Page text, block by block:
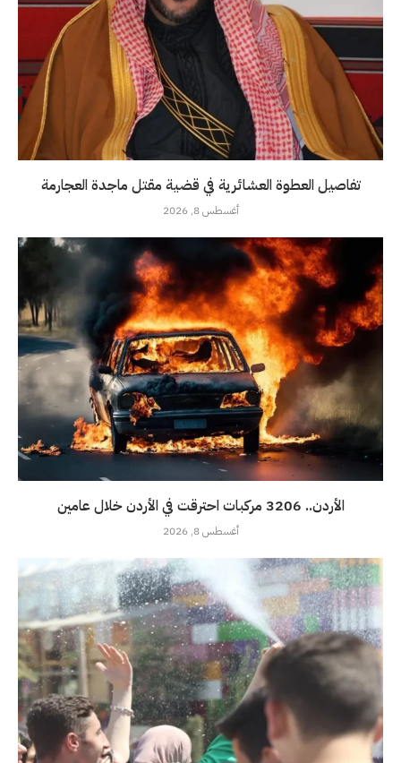
تفاصيل العطوة العشائرية في قضية مقتل ماجدة العجارمة
أغسطس 8, 2026
الأردن.. 3206 مركبات احترقت في الأردن خلال عامين
أغسطس 8, 2026